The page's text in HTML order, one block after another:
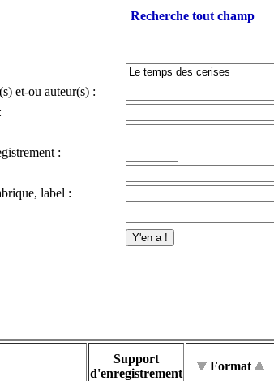
Recherche tout champ
et-ou auteur(s) :
:
label :
Support
d'enregistrement
Format